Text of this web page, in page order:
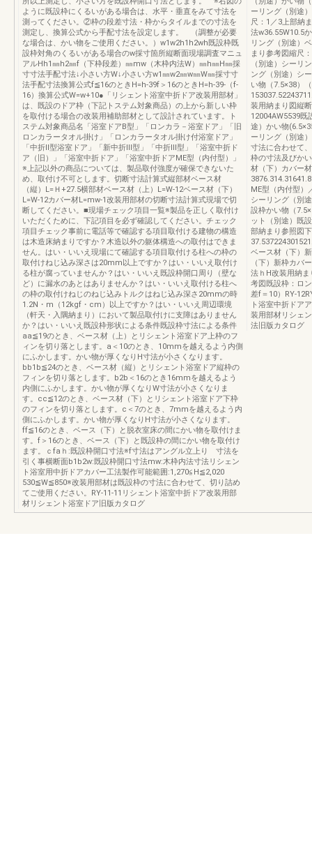
ように既設枠にくるいがある場合は、水平・垂直をみて寸法を
測ってください。②枠の段差寸法・枠からタイルまでの寸法を
測定し、換算公式から手配寸法を設定します。 （調整が必要
な場合は、かい物をご使用ください。）w1w2h1h2wh既設枠既
設枠対角のくるいがある場合のw採寸箇所縦断面現場調査マニュ
アルHh1㎜h2㎜f（下枠段差）㎜mw（木枠内法W）㎜h㎜H㎜採
寸寸法手配寸法↓小さい方W↓小さい方w1㎜w2㎜w㎜W㎜採寸寸
法手配寸法換算公式f≦16のときH=h-39f＞16のときH=h-39-（f-
16）換算公式W=w+10●「リシェント浴室中折ドア改装用部材」
は、既設のドア枠（下記トステム対象商品）の上から新しい枠
を取付ける場合の改装用補助部材として設計されています。ト
ステム対象商品名「浴室ドアB型」「ロンカラ－浴室ドア」「旧
ロンカラータオル掛け」「ロンカラータオル掛け付浴室ドア」
「中折Ⅱ型浴室ドア」「新中折Ⅲ型」「中折Ⅲ型」「浴室中折ド
ア（旧）」「浴室中折ドア」「浴室中折ドアME型（内付型）」
※上記以外の商品については、製品取付強度が確保できないた
め、取付け不可とします。切断寸法計算式縦部材ベース材
（縦）L=Ｈ+27.5横部材ベース材（上）L=W-12ベース材（下）
L=W-12カバー材L=mw-1改装用部材の切断寸法計算式現場で切
断してください。■現場チェック項目一覧※製品を正しく取付け
いただくために、下記項目を必ず確認してください。チェック
項目チェック事前に電話等で確認する項目取付ける建物の構造
は木造床納まりですか？木造以外の躯体構造への取付はできま
せん。はい・いいえ現場にて確認する項目取付ける柱への枠の
取付けねじ込み深さは20mm以上ですか？はい・いいえ取付け
る柱が腐っていませんか？はい・いいえ既設枠開口周り（壁な
ど）に漏水のあとはありませんか？はい・いいえ取付ける柱へ
の枠の取付けねじのねじ込みトルクはねじ込み深さ20mmの時
1.2N・m（12kgf・cm）以上ですか？はい・いいえ周辺環境
（軒天・入隅納まり）において製品取付けに支障はありません
か？はい・いいえ既設枠形状による条件既設枠寸法による条件
aa≦19のとき、ベース材（上）とリシェント浴室ドア上枠のフ
ィンを切り落とします。a＜10のとき、10mmを越えるよう内側
にふかします。かい物が厚くなりH寸法が小さくなります。
bb1b≦24のとき、ベース材（縦）とリシェント浴室ドア縦枠の
フィンを切り落とします。b2b＜16のとき16mmを越えるよう
内側にふかします。かい物が厚くなりW寸法が小さくなりま
す。cc≦12のとき、ベース材（下）とリシェント浴室ドア下枠
のフィンを切り落とします。c＜7のとき、7mmを越えるよう内
側にふかします。かい物が厚くなりH寸法が小さくなります。
ff≦16のとき、ベース（下）と脱衣室床の間にかい物を取付けま
す。f＞16のとき、ベース（下）と既設枠の間にかい物を取付け
ます。ｃfaｈ:既設枠開口寸法※f寸法はアングル立上り 寸法を
引く事横断面b1b2w:既設枠開口寸法mw:木枠内法寸法リシェン
ト浴室用中折ドアカバー工法製作可能範囲:1,270≦H≦2,020
530≦W≦850※改装用部材は既設枠の寸法に合わせて、切り詰め
てご使用ください。RY-11-11リシェント浴室中折ドア改装用部
材リシェント浴室ドア旧版カタログ
ーリング（別途
尺：1／3上部納
法w36.55W10.5
リング（別途）
まり参考図縮尺
（別途）シーリ
ング（別途）シ
い物（7.5×38）
装用納まり図縦
12004AW5539既
途）かい物
ーリング（別途
寸法に合わせて
枠の寸法及びか
材（下）カバー
ME型（内付型）
シーリング（別
設枠かい物（
ット（別途）既
部納まり参照図
ベース材（下）
（下）新枠カバ
法ｈH改装用納
考図既設枠：ロ
差f＝10）RY-
ト浴室中折ドア
装用部材リシェ
法旧版カタログ